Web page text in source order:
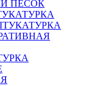
ПЕСОК